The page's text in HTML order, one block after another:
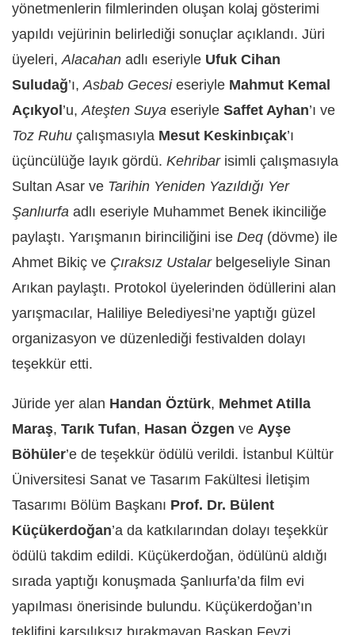
yönetmenlerin filmlerinden oluşan kolaj gösterimi
yapıldı vejürinin belirlediği sonuçlar açıklandı. Jüri
üyeleri,Alacahan adlı eseriyle Ufuk Cihan
Suludağ’ı,Asbab Gecesi eseriyle Mahmut Kemal
Açıkyol ’u,Ateşten Suya eseriyle Saffet Ayhan’ı ve
Toz Ruhu çalışmasıyla Mesut Keskinbıçak’ı
üçüncülüğe layık gördü. Kehribar isimli çalışmasıyla
Sultan Asar ve Tarihin Yeniden Yazıldığı Yer
Şanlıurfa adlı eseriyle Muhammet Benek ikinciliğe
paylaştı. Yarışmanın birinciliğini ise Deq (dövme) ile
Ahmet Bikiç ve Çıraksız Ustalarbelgeseliyle Sinan
Arıkan paylaştı. Protokol üyelerinden ödüllerini alan
yarışmacılar, Haliliye Belediyesi’ne yaptığı güzel
organizasyon ve düzenlediği festivalden dolayı
teşekkür etti.
Jüride yer alan Handan Öztürk, Mehmet Atilla
Maraş, Tarık Tufan, Hasan Özgen ve Ayşe
Böhüler’e de teşekkür ödülü verildi. İstanbul Kültür
Üniversitesi Sanat ve Tasarım Fakültesi İletişim
Tasarımı Bölüm Başkanı Prof. Dr. Bülent
Küçükerdoğan’a da katkılarından dolayı teşekkür
ödülü takdim edildi. Küçükerdoğan, ödülünü aldığı
sırada yaptığı konuşmada Şanlıurfa’da film evi
yapılması önerisinde bulundu. Küçükerdoğan’ın